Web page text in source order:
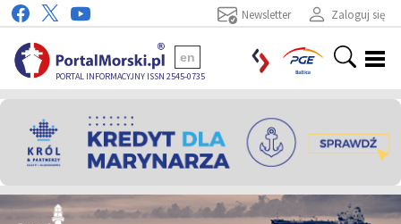
Zaloguj się
Newsletter
PORTAL INFORMACYJNY ISSN 2545-0735
en